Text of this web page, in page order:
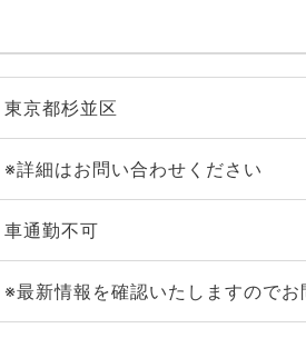
東京都杉並区
※詳細はお問い合わせください
車通勤不可
※最新情報を確認いたしますので